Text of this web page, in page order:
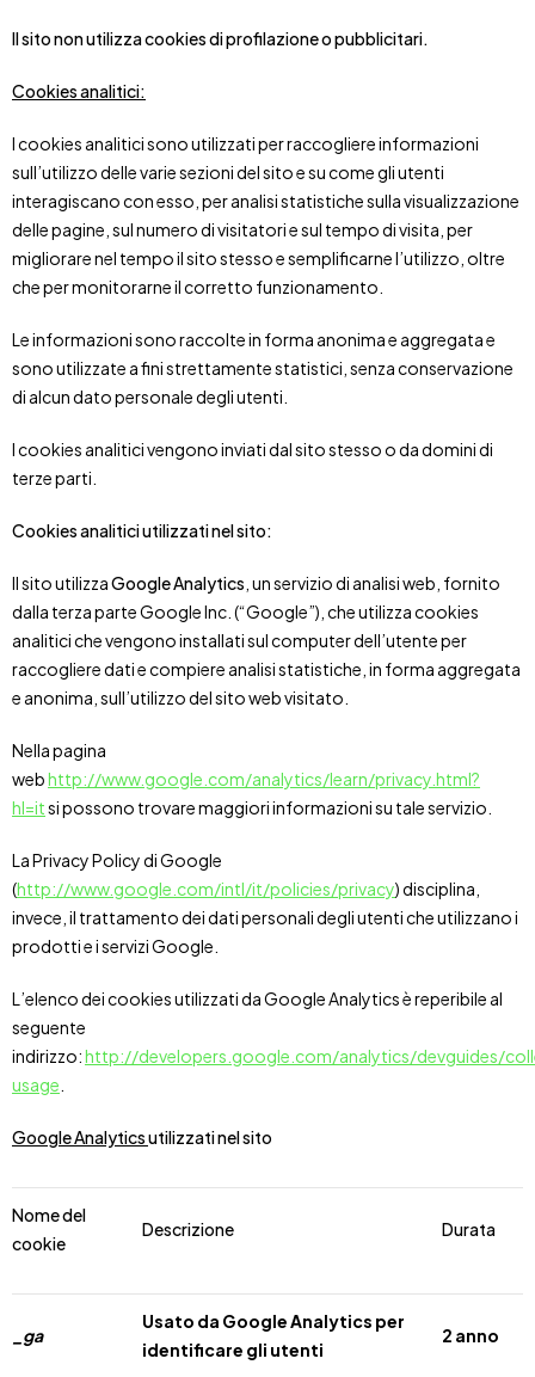
Il sitonon utilizza cookies di profilazione o pubblicitari.
Cookies analitici:
I cookies analitici sono utilizzati per raccogliere informazioni
sull’utilizzo delle varie sezioni del sito e su come gli utenti
interagiscano con esso, per analisi statistiche sulla visualizzazione
delle pagine, sul numero di visitatori e sul tempo di visita, per
migliorare nel tempo il sito stesso e semplificarne l’utilizzo, oltre
che per monitorarne il corretto funzionamento.
Le informazioni sono raccolte in forma anonima e aggregata e
sono utilizzate a fini strettamente statistici, senza conservazione
di alcun dato personale degli utenti.
I cookies analitici vengono inviati dal sito stesso o da domini di
terze parti.
Cookies analitici utilizzati nel sito:
Il sito utilizzaGoogle Analytics , un servizio di analisi web, fornito
dalla terza parte Google Inc. (“Google”), che utilizza cookies
analitici che vengono installati sul computer dell’utente per
raccogliere dati e compiere analisi statistiche, in forma aggregata
e anonima, sull’utilizzo del sito web visitato.
Nella pagina
webhttp://www.google.com/analytics/learn/privacy.html?
hl=itsi possono trovare maggiori informazioni su tale servizio.
La Privacy Policy di Google
(http://www.google.com/intl/it/policies/privacy) disciplina,
invece, il trattamento dei dati personali degli utenti che utilizzano i
prodotti e i servizi Google.
L’elenco dei cookies utilizzati da Google Analytics è reperibile al
seguente
indirizzo:http://developers.google.com/analytics/devguides/
usage
Google Analyticsutilizzati nel sito
Nome del
cookie
Descrizione Durata
_ga
Usato da Google Analytics per
identificare gli utenti
2 anno